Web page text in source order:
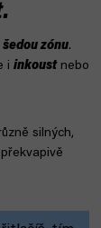
zónu.
i inkoustnebo
silných,